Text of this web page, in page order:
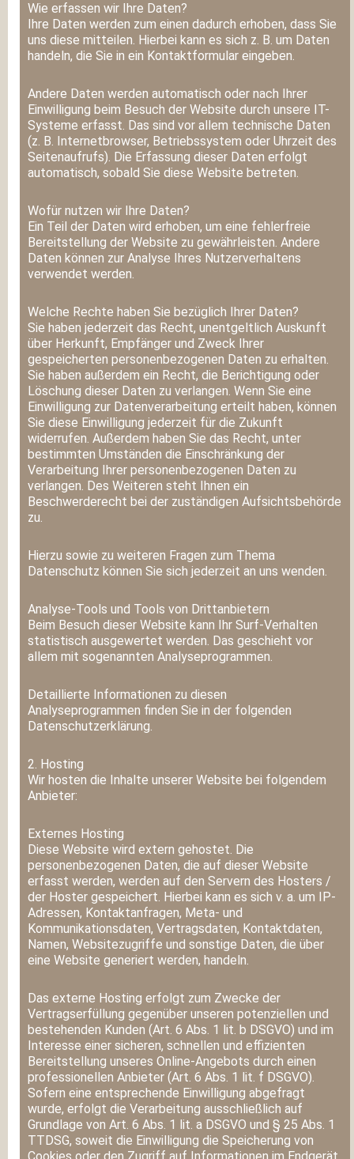
Wie erfassen wir Ihre Daten?
Ihre Daten werden zum einen dadurch erhoben, dass Sie
uns diese mitteilen. Hierbei kann es sich z. B. um Daten
handeln, die Sie in ein Kontaktformular eingeben.
Andere Daten werden automatisch oder nach Ihrer
Einwilligung beim Besuch der Website durch unsere IT-
Systeme erfasst. Das sind vor allem technische Daten
(z. B. Internetbrowser, Betriebssystem oder Uhrzeit des
Seitenaufrufs). Die Erfassung dieser Daten erfolgt
automatisch, sobald Sie diese Website betreten.
Wofür nutzen wir Ihre Daten?
Ein Teil der Daten wird erhoben, um eine fehlerfreie
Bereitstellung der Website zu gewährleisten. Andere
Daten können zur Analyse Ihres Nutzerverhaltens
verwendet werden.
Welche Rechte haben Sie bezüglich Ihrer Daten?
Sie haben jederzeit das Recht, unentgeltlich Auskunft
über Herkunft, Empfänger und Zweck Ihrer
gespeicherten personenbezogenen Daten zu erhalten.
Sie haben außerdem ein Recht, die Berichtigung oder
Löschung dieser Daten zu verlangen. Wenn Sie eine
Einwilligung zur Datenverarbeitung erteilt haben, können
Sie diese Einwilligung jederzeit für die Zukunft
widerrufen. Außerdem haben Sie das Recht, unter
bestimmten Umständen die Einschränkung der
Verarbeitung Ihrer personenbezogenen Daten zu
verlangen. Des Weiteren steht Ihnen ein
Beschwerderecht bei der zuständigen Aufsichtsbehörde
zu.
Hierzu sowie zu weiteren Fragen zum Thema
Datenschutz können Sie sich jederzeit an uns wenden.
Analyse-Tools und Tools von Dritt­anbietern
Beim Besuch dieser Website kann Ihr Surf-Verhalten
statistisch ausgewertet werden. Das geschieht vor
allem mit sogenannten Analyseprogrammen.
Detaillierte Informationen zu diesen
Analyseprogrammen finden Sie in der folgenden
Datenschutzerklärung.
2. Hosting
Wir hosten die Inhalte unserer Website bei folgendem
Anbieter:
Externes Hosting
Diese Website wird extern gehostet. Die
personenbezogenen Daten, die auf dieser Website
erfasst werden, werden auf den Servern des Hosters /
der Hoster gespeichert. Hierbei kann es sich v. a. um IP-
Adressen, Kontaktanfragen, Meta- und
Kommunikationsdaten, Vertragsdaten, Kontaktdaten,
Namen, Websitezugriffe und sonstige Daten, die über
eine Website generiert werden, handeln.
Das externe Hosting erfolgt zum Zwecke der
Vertragserfüllung gegenüber unseren potenziellen und
bestehenden Kunden (Art. 6 Abs. 1 lit. b DSGVO) und im
Interesse einer sicheren, schnellen und effizienten
Bereitstellung unseres Online-Angebots durch einen
professionellen Anbieter (Art. 6 Abs. 1 lit. f DSGVO).
Sofern eine entsprechende Einwilligung abgefragt
wurde, erfolgt die Verarbeitung ausschließlich auf
Grundlage von Art. 6 Abs. 1 lit. a DSGVO und § 25 Abs. 1
TTDSG, soweit die Einwilligung die Speicherung von